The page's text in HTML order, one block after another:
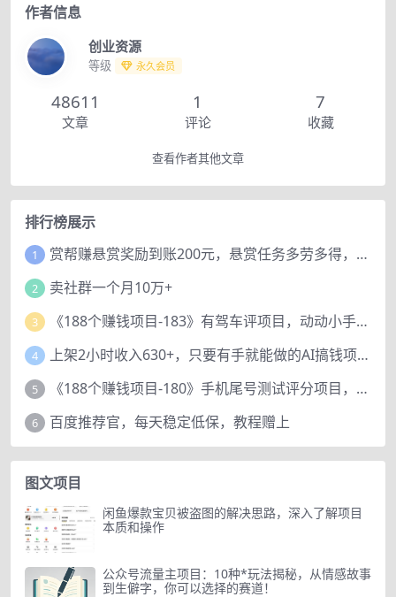
作者信息
创业资源
等级 永久会员
48611
文章
1
评论
7
收藏
查看作者其他文章
排行榜展示
1 赏帮赚悬赏奖励到账200元，悬赏任务多劳多得，人人可做。
2 卖社群一个月10万+
3 《188个赚钱项目-183》有驾车评项目，动动小手，复制粘贴赚44元！
4 上架2小时收入630+，只要有手就能做的AI搞钱项目，奶奶看完都能学会!
5 《188个赚钱项目-180》手机尾号测试评分项目，短视频直播日赚200+
6 百度推荐官，每天稳定低保，教程赠上
图文项目
闲鱼爆款宝贝被盗图的解决思路，深入了解项目
本质和操作
公众号流量主项目：10种*玩法揭秘，从情感故事
到生僻字，你可以选择的赛道！